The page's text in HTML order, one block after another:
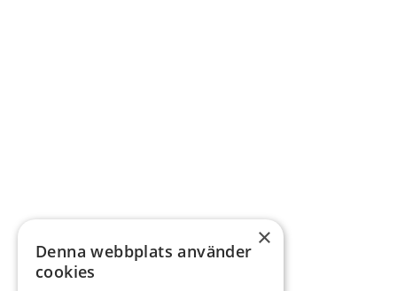
×
Denna webbplats använder
cookies